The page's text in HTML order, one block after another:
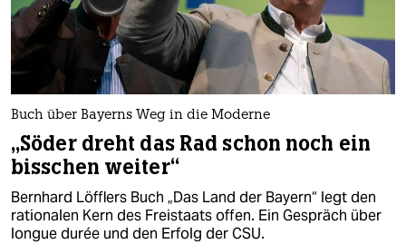
Buch über Bayerns Weg in die Moderne
„Söder dreht das Rad schon noch ein
bisschen weiter“
Bernhard Löfflers Buch „Das Land der Bayern“ legt den
rationalen Kern des Freistaats offen. Ein Gespräch über
longue durée und den Erfolg der CSU.